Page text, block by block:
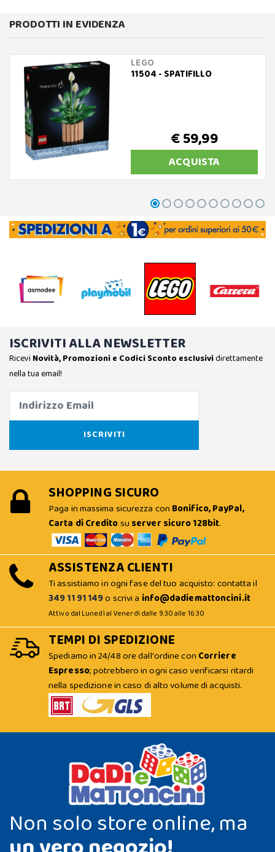
PRODOTTI IN EVIDENZA
LEGO
11504 - SPATIFILLO
€ 59,99
ACQUISTA
ISCRIVITI ALLA NEWSLETTER
Ricevi Novità, Promozioni e Codici Sconto esclusividirettamente
nella tua email!
SHOPPING SICURO
Paga in massima sicurezza con Bonifico, PayPal,
Carta di Creditosu server sicuro 128bit.
ASSISTENZA CLIENTI
Ti assistiamo in ogni fase del tuo acquisto: contatta il
349 11 91 149o scrivi a info@dadiemattoncini.it
Attivo dal Lunedì al Venerdì dalle 9:30 alle 16:30
TEMPI DI SPEDIZIONE
Spediamo in 24/48 ore dall'ordine con Corriere
Espresso; potrebbero in ogni caso verificarsi ritardi
nella spedizione in caso di alto volume di acquisti.
Non solo store online, ma